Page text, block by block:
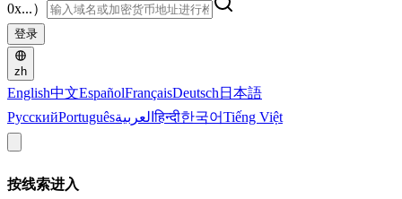
0x...）
登录
zh
English中文EspañolFrançaisDeutsch 日本語
РусскийPortuguêsالعربيةहिन्दी한국어Tiếng Việt
按线索进入